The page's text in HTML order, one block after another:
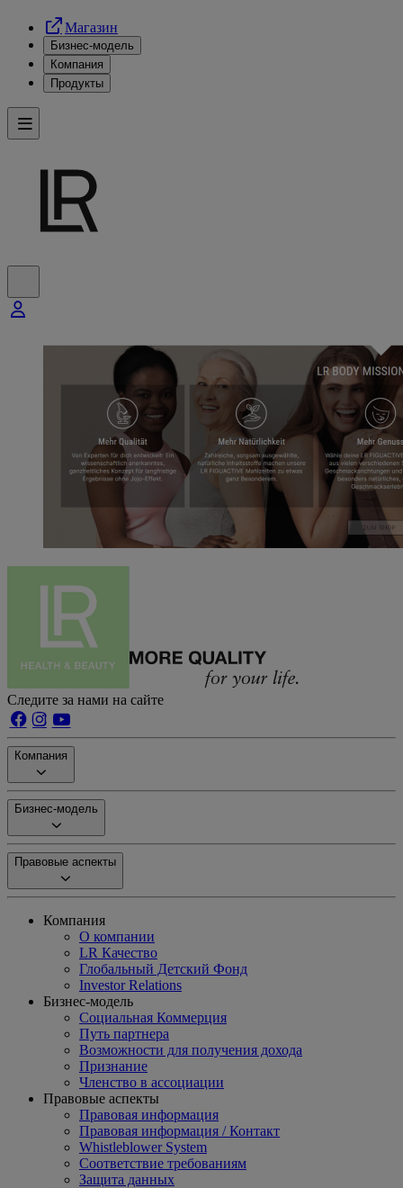
Магазин
Бизнес-модель
Компания
Продукты
Следите за нами на сайте
Компания
Бизнес-модель
Правовые аспекты
Компания
О компании
LR Качество
Глобальный Детский Фонд
Investor Relations
Бизнес-модель
Социальная Коммерция
Путь партнера
Возможности для получения дохода
Признание
Членство в ассоциации
Правовые аспекты
Правовая информация
Правовая информация / Контакт
Whistleblower System
Соответствие требованиям
Защита данных